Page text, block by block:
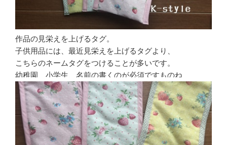
作品の見栄えを上げるタグ。
子供用品には、最近見栄えを上げるタグより、
こちらのネームタグをつけることが多いです。
幼稚園、小学生、名前の書くのが必須ですものね